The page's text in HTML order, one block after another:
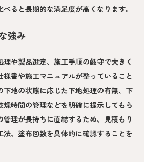
ると長期的な満足度が高くなります。
強み
や製品選定、施工手順の厳守で大きく
書や施工マニュアルが整っていること
下地の状態に応じた下地処理の有無、下
燥時間の管理などを明確に提示してもら
管理が長持ちに直結するため、見積もり
法、塗布回数を具体的に確認することを